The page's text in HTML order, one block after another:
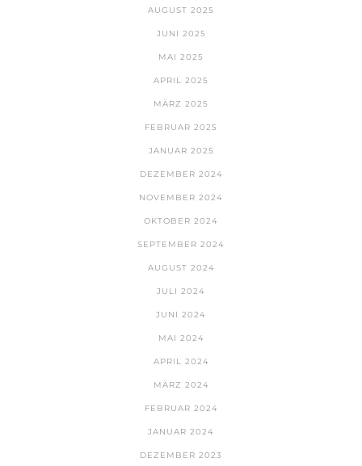
AUGUST 2025
JUNI 2025
MAI 2025
APRIL 2025
MÄRZ 2025
FEBRUAR 2025
JANUAR 2025
DEZEMBER 2024
NOVEMBER 2024
OKTOBER 2024
SEPTEMBER 2024
AUGUST 2024
JULI 2024
JUNI 2024
MAI 2024
APRIL 2024
MÄRZ 2024
FEBRUAR 2024
JANUAR 2024
DEZEMBER 2023